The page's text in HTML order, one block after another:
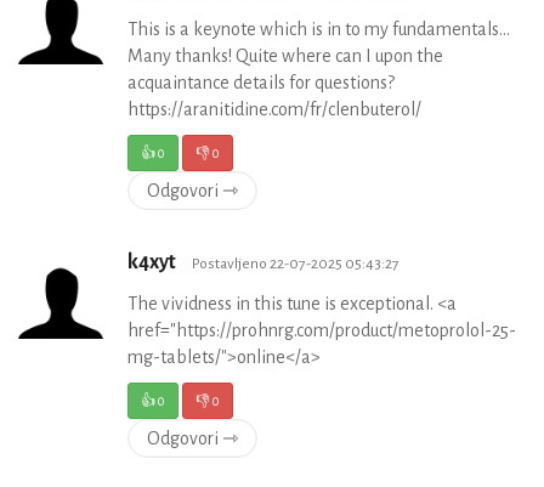
This is a keynote which is in to my fundamentals…
Many thanks! Quite where can I upon the
acquaintance details for questions?
https://aranitidine.com/fr/clenbuterol/
👍0 👎0
Odgovori ⇾
k4xyt Postavljeno 22-07-2025 05:43:27
The vividness in this tune is exceptional. <a
href="https://prohnrg.com/product/metoprolol-25-
mg-tablets/">online</a>
👍0 👎0
Odgovori ⇾